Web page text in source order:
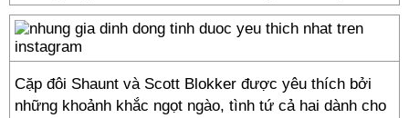
Cặp đôi Shaunt và Scott Blokker được yêu thích bởi
những khoảnh khắc ngọt ngào, tình tứ cả hai dành cho